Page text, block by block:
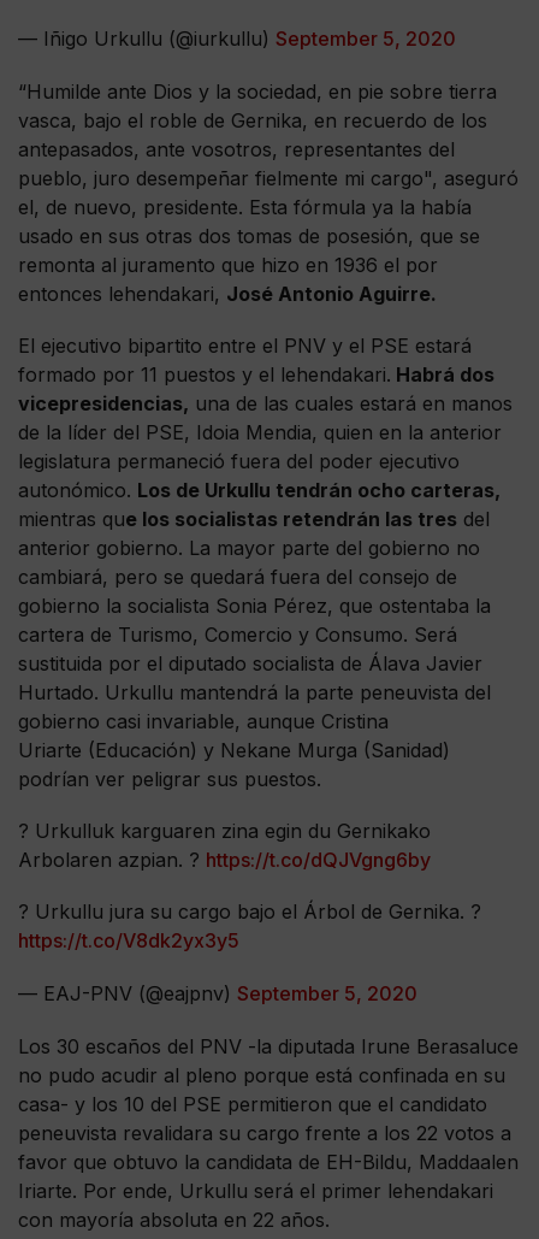
— Iñigo Urkullu (@iurkullu) September 5, 2020
“Humilde ante Dios y la sociedad, en pie sobre tierra
vasca, bajo el roble de Gernika, en recuerdo de los
antepasados, ante vosotros, representantes del
pueblo, juro desempeñar fielmente mi cargo", aseguró
el, de nuevo, presidente. Esta fórmula ya la había
usado en sus otras dos tomas de posesión, que se
remonta al juramento que hizo en 1936 el por
entonces lehendakari, José Antonio Aguirre.
El ejecutivo bipartito entre el PNV y el PSE estará
formado por 11 puestos y el lehendakari. Habrá dos
vicepresidencias, una de las cuales estará en manos
de la líder del PSE, Idoia Mendia, quien en la anterior
legislatura permaneció fuera del poder ejecutivo
autonómico. Los de Urkullu tendrán ocho carteras,
mientras que los socialistas retendrán las tres del
anterior gobierno. La mayor parte del gobierno no
cambiará, pero se quedará fuera del consejo de
gobierno la socialista Sonia Pérez, que ostentaba la
cartera de Turismo, Comercio y Consumo. Será
sustituida por el diputado socialista de Álava Javier
Hurtado. Urkullu mantendrá la parte peneuvista del
gobierno casi invariable, aunque Cristina
Uriarte (Educación) y Nekane Murga (Sanidad)
podrían ver peligrar sus puestos.
? Urkulluk karguaren zina egin du Gernikako
Arbolaren azpian. ? https://t.co/dQJVgng6by
? Urkullu jura su cargo bajo el Árbol de Gernika. ?
https://t.co/V8dk2yx3y5
— EAJ-PNV (@eajpnv) September 5, 2020
Los 30 escaños del PNV -la diputada Irune Berasaluce
no pudo acudir al pleno porque está confinada en su
casa- y los 10 del PSE permitieron que el candidato
peneuvista revalidara su cargo frente a los 22 votos a
favor que obtuvo la candidata de EH-Bildu, Maddaalen
Iriarte. Por ende, Urkullu será el primer lehendakari
con mayoría absoluta en 22 años.